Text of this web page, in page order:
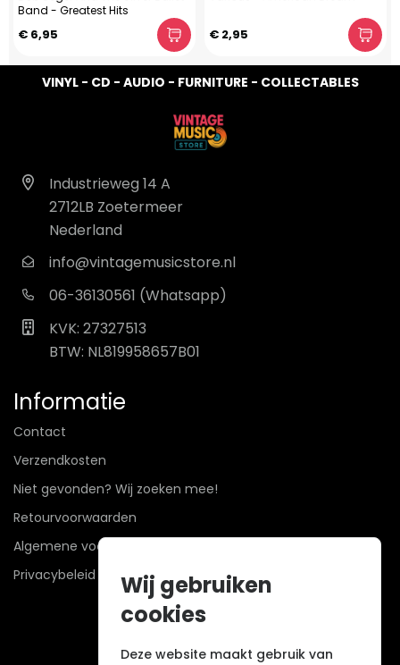
Band - Greatest Hits
€ 6,95 € 2,95
VINYL - CD - AUDIO - FURNITURE - COLLECTABLES
Industrieweg 14 A
2712LB Zoetermeer
Nederland
info@vintagemusicstore.nl
06-36130561 (Whatsapp)
KVK: 27327513
BTW: NL819958657B01
Informatie
Contact
Verzendkosten
Niet gevonden? Wij zoeken mee!
Retourvoorwaarden
Algemene voorwaarden
Privacybeleid
Wij gebruiken
cookies
Deze website maakt gebruik van